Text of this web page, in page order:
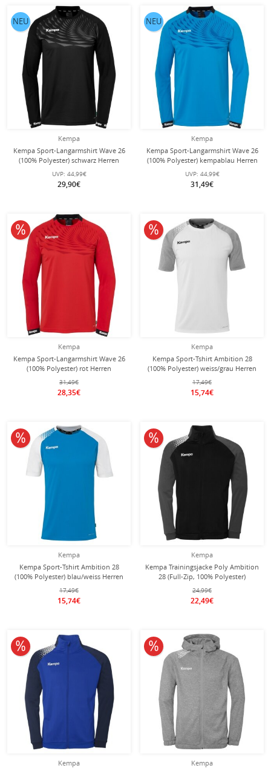
Kempa
Kempa Sport-Langarmshirt Wave 26
(100% Polyester) schwarz Herren
UVP: 44,99€
29,90€
NEU
Kempa
Kempa Sport-Langarmshirt Wave 26
(100% Polyester) kempablau Herren
UVP: 44,99€
31,49€
NEU
Kempa
Kempa Sport-Langarmshirt Wave 26
(100% Polyester) rot Herren
31,49€
28,35€
10% reduziert
Kempa
Kempa Sport-Tshirt Ambition 28
(100% Polyester) weiss/grau Herren
17,49€
15,74€
10% reduziert
Kempa
Kempa Sport-Tshirt Ambition 28
(100% Polyester) blau/weiss Herren
17,49€
15,74€
10% reduziert
Kempa
Kempa Trainingsjacke Poly Ambition
28 (Full-Zip, 100% Polyester)
schwarz/grau Herren
24,99€
22,49€
10% reduziert
Kempa
10% reduziert
Kempa
10% reduziert